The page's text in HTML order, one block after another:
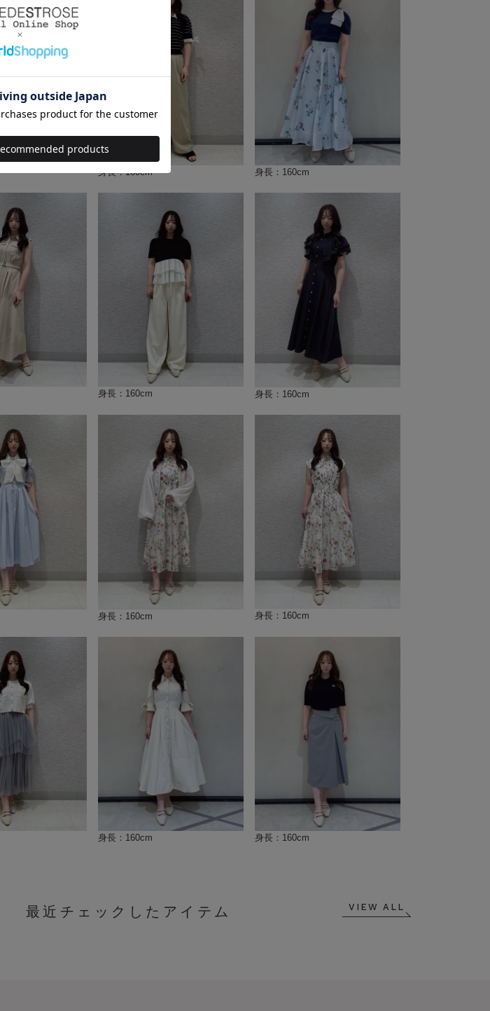
身長：160cm 身長：160cm
身長：160cm 身長：160cm
身長：160cm 身長：160cm
身長：160cm 身長：160cm
VIEW ALL